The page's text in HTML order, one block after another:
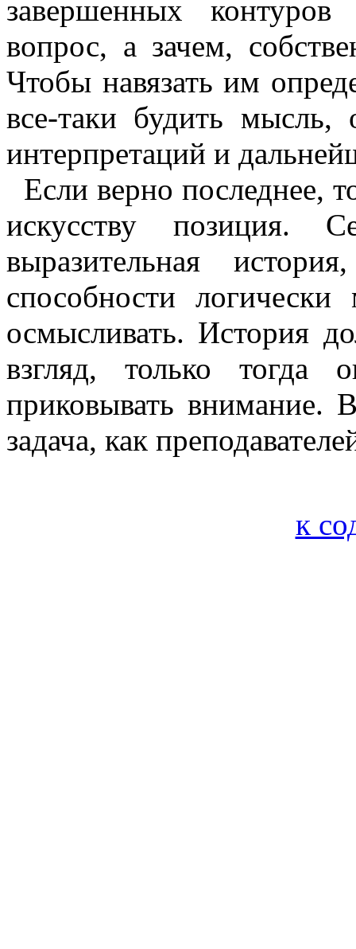
завершенных
вопрос, а зачем,
Чтобы навязать им
все-таки будить мысль,
интерпретаций и
Если верно последнее,
искусству позиция.
выразительная
способности
осмысливать. История
взгляд, только тогда
приковывать внимание.
задача, как
к